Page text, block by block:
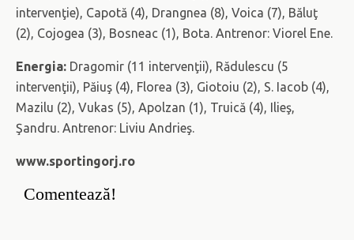
intervenţie), Capotă (4), Drangnea (8), Voica (7), Băluţ
(2), Cojogea (3), Bosneac (1), Bota. Antrenor: Viorel Ene.
Energia: Dragomir (11 intervenţii), Rădulescu (5
intervenţii), Păiuş (4), Florea (3), Giotoiu (2), S. Iacob (4),
Mazilu (2), Vukas (5), Apolzan (1), Truică (4), Ilieş,
Şandru. Antrenor: Liviu Andrieş.
www.sportingorj.ro
Comentează!